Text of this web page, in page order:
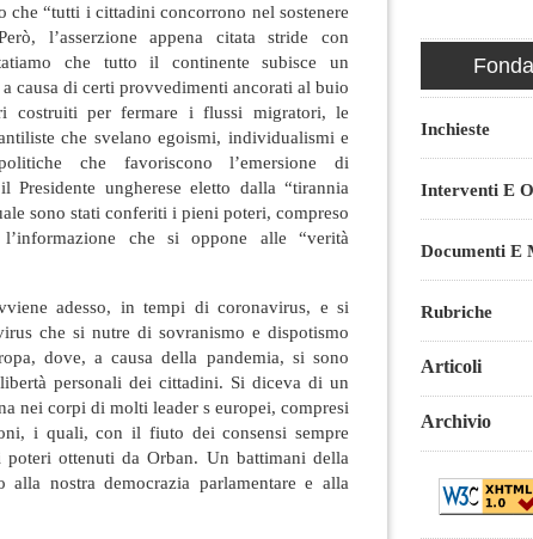
che “tutti i cittadini concorrono nel sostenere
l’asserzione appena citata stride con
che tutto il continente subisce un
causa di certi provvedimenti ancorati al buio
costruiti per fermare i flussi migratori, le
che svelano egoismi, individualismi e
che favoriscono l’emersione di
Presidente ungherese eletto dalla “tirannia
sono stati conferiti i pieni poteri, compreso
che si oppone alle “verità
adesso, in tempi di coronavirus, e si
che si nutre di sovranismo e dispotismo
dove, a causa della pandemia, si sono
personali dei cittadini. Si diceva di un
nei corpi di molti leader s europei, compresi
i quali, con il fiuto dei consensi sempre
ottenuti da Orban. Un battimani della
alla nostra democrazia parlamentare e alla
Inchieste
Interventi E
Documenti E
Rubriche
Articoli
Archivio